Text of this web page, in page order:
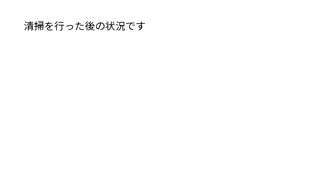
清掃を行った後の状況です